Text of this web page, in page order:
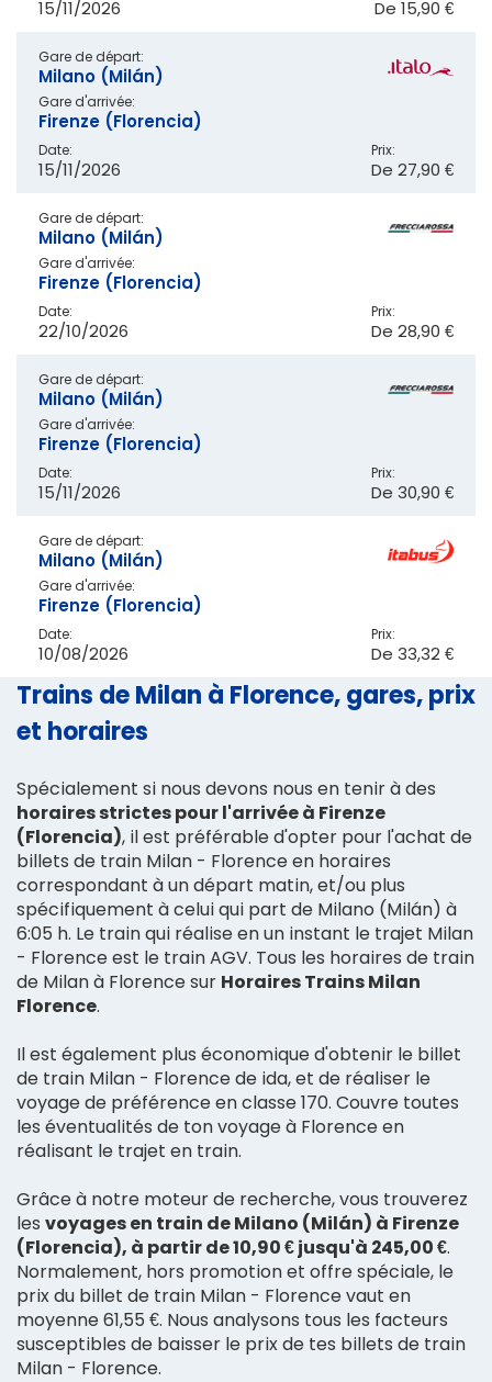
15/11/2026 De 15,90 €
Gare de départ:
Milano (Milán)
Gare d'arrivée:
Firenze (Florencia)
Date:
15/11/2026
Prix:
De 27,90 €
Gare de départ:
Milano (Milán)
Gare d'arrivée:
Firenze (Florencia)
Date:
22/10/2026
Prix:
De 28,90 €
Gare de départ:
Milano (Milán)
Gare d'arrivée:
Firenze (Florencia)
Date:
15/11/2026
Prix:
De 30,90 €
Gare de départ:
Milano (Milán)
Gare d'arrivée:
Firenze (Florencia)
Date:
10/08/2026
Prix:
De 33,32 €
Trains de Milan à Florence, gares, prix
et horaires
Spécialement si nous devons nous en tenir à des
horaires strictes pour l'arrivée à Firenze
(Florencia), il est préférable d'opter pour l'achat de
billets de train Milan - Florence en horaires
correspondant à un départ matin, et/ou plus
spécifiquement à celui qui part de Milano (Milán) à
6:05 h. Le train qui réalise en un instant le trajet Milan
- Florence est le train AGV. Tous les horaires de train
de Milan à Florence sur Horaires Trains Milan
Florence.
Il est également plus économique d'obtenir le billet
de train Milan - Florence de ida, et de réaliser le
voyage de préférence en classe 170. Couvre toutes
les éventualités de ton voyage à Florence en
réalisant le trajet en train.
Grâce à notre moteur de recherche, vous trouverez
les voyages en train de Milano (Milán) à Firenze
(Florencia), à partir de 10,90 € jusqu'à 245,00 €.
Normalement, hors promotion et offre spéciale, le
prix du billet de train Milan - Florence vaut en
moyenne 61,55 €. Nous analysons tous les facteurs
susceptibles de baisser le prix de tes billets de train
Milan - Florence.